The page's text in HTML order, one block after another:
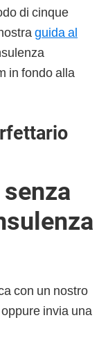
di cinque
guida al
in fondo alla
con un nostro
invia una